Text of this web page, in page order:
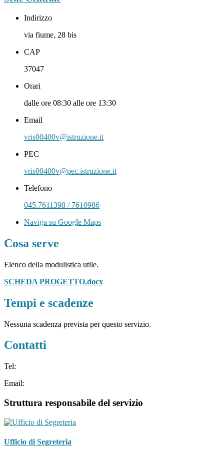
Indirizzo
via fiume, 28 bis
CAP
37047
Orari
dalle ore 08:30 alle ore 13:30
Email
vris00400v@istruzione.it
PEC
vris00400v@pec.istruzione.it
Telefono
045.7611398 / 7610986
Naviga su Google Maps
Cosa serve
Elenco della modulistica utile.
SCHEDA PROGETTO.docx
Tempi e scadenze
Nessuna scadenza prevista per questo servizio.
Contatti
Tel:
Email:
Struttura responsabile del servizio
Ufficio di Segreteria